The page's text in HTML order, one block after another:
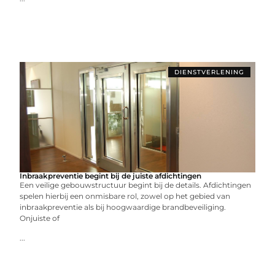
DIENSTVERLENING
Inbraakpreventie begint bij de juiste afdichtingen
Een veilige gebouwstructuur begint bij de details. Afdichtingen
spelen hierbij een onmisbare rol, zowel op het gebied van
inbraakpreventie als bij hoogwaardige brandbeveiliging.
Onjuiste of
...